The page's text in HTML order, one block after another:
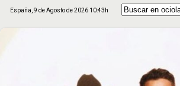
España, 9 de Agosto de 2026 10:43h